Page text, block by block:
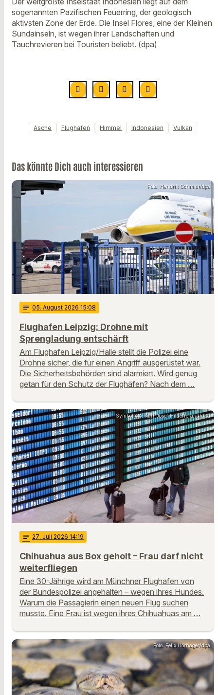
sogenannten Pazifischen Feuerring, der geologisch
aktivsten Zone der Erde. Die Insel Flores, eine der Kleinen
Sundainseln, ist wegen ihrer Landschaften und
Tauchrevieren bei Touristen beliebt. (dpa)
Asche Flughafen Himmel Indonesien Vulkan
Das könnte Dich auch interessieren
Foto: Hendrik Schmidt/dpa
notes 05. August 2026 15:08
Flughafen Leipzig: Drohne mit
Sprengladung entschärft
Am Flughafen Leipzig/Halle stellt die Polizei eine
Drohne sicher, die für einen Angriff ausgerüstet war.
Die Sicherheitsbehörden sind alarmiert. Wird genug
getan für den Schutz der Flughäfen? Nach dem …
Symbolfoto: Karl-Josef Hildenbrand/dpa
notes 27. Juli 2026 14:19
Chihuahua aus Box geholt – Frau darf nicht
weiterfliegen
Eine 30-Jährige wird am Münchner Flughafen von
der Bundespolizei angehalten – wegen ihres Hundes.
Warum die Passagierin einen neuen Flug suchen
musste. Eine Frau ist wegen ihres Chihuahuas am …
Foto: Felix Hörhager/dpa